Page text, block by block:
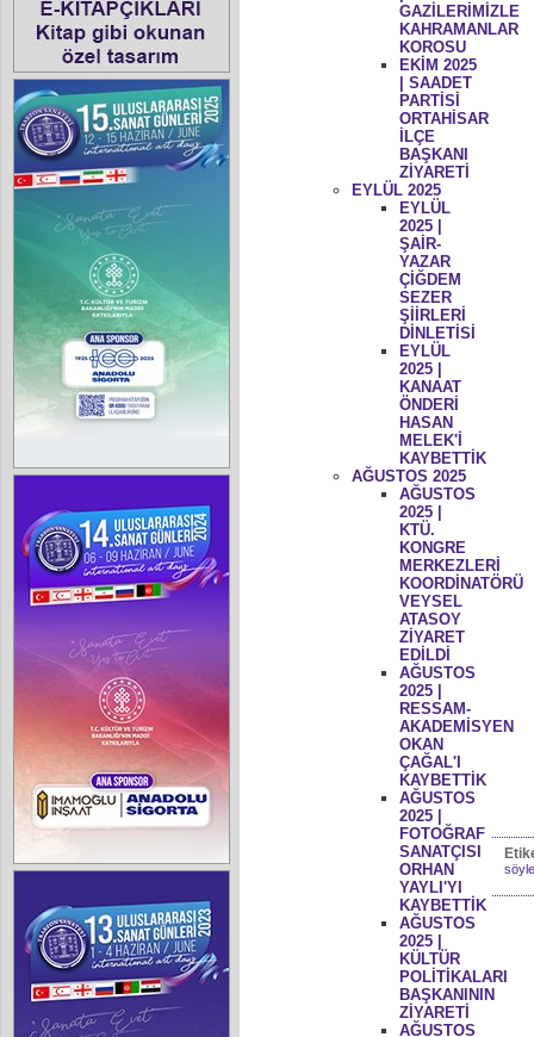
GAZİLERİMİZLE
KAHRAMANLAR
KOROSU
EKİM 2025
| SAADET
PARTİSİ
ORTAHİSAR
İLÇE
BAŞKANI
ZİYARETİ
EYLÜL 2025
EYLÜL
2025 |
ŞAİR-
YAZAR
ÇİĞDEM
SEZER
ŞİİRLERİ
DİNLETİSİ
EYLÜL
2025 |
KANAAT
ÖNDERİ
HASAN
MELEK'İ
KAYBETTİK
AĞUSTOS 2025
AĞUSTOS
2025 |
KTÜ.
KONGRE
MERKEZLERİ
KOORDİNATÖRÜ
VEYSEL
ATASOY
ZİYARET
EDİLDİ
AĞUSTOS
2025 |
RESSAM-
AKADEMİSYEN
OKAN
ÇAĞAL'I
KAYBETTİK
AĞUSTOS
2025 |
FOTOĞRAF
SANATÇISI
ORHAN
YAYLI'YI
KAYBETTİK
AĞUSTOS
2025 |
KÜLTÜR
POLİTİKALARI
BAŞKANININ
ZİYARETİ
AĞUSTOS